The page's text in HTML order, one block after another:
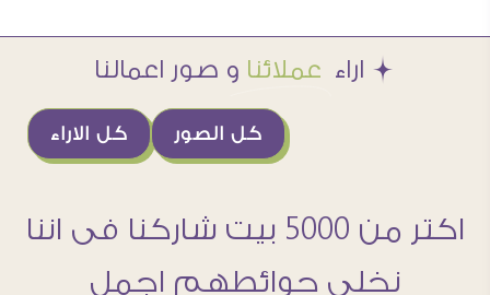
Æ اراء عملائنا و صور اعمالنا
كل الاراء كل الصور
اكتر من 5000 بيت شاركنا فى اننا
نخلى حوائطهم اجمل